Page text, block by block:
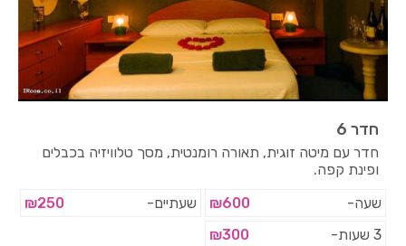
חדר 6
חדר עם מיטה זוגית, תאורה רומנטית, מסך טלוויזיה בכבלים
ופינת קפה.
שעה-
₪600 שעתיים-
₪250
3 שעות-
₪300